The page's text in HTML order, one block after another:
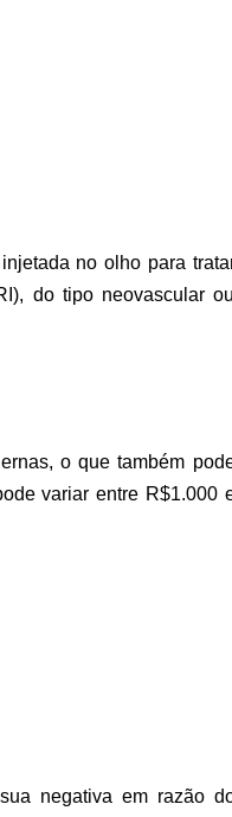
no olho para
do tipo neovascular ou
o que também
variar entre R$1.000
negativa em razão